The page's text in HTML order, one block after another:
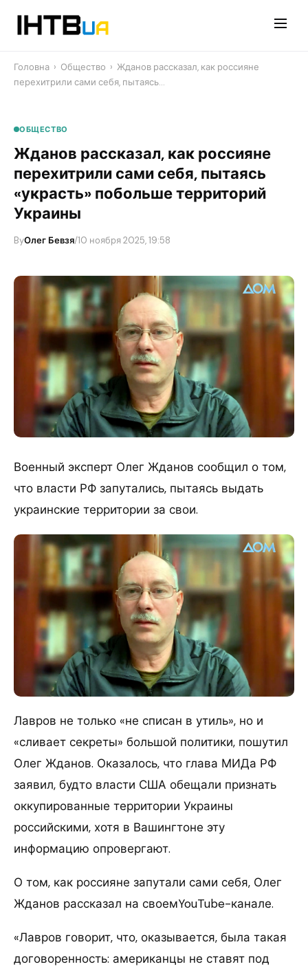
Головна › Общество › Жданов рассказал, как россияне
перехитрили сами себя, пытаясь…
ОБЩЕСТВО
Жданов рассказал, как россияне
перехитрили сами себя, пытаясь
«украсть» побольше территорий
Украины
ByОлег Бевзя/10 ноября 2025, 19:58
Военный эксперт Олег Жданов сообщил о том,
что власти РФ запутались, пытаясь выдать
украинские территории за свои.
Лавров не только «не списан в утиль», но и
«сливает секреты» большой политики, пошутил
Олег Жданов. Оказалось, что глава МИДа РФ
заявил, будто власти США обещали признать
оккупированные территории Украины
российскими, хотя в Вашингтоне эту
информацию опровергают.
О том, как россияне запутали сами себя, Олег
Жданов рассказал на своемYouTube-канале.
«Лавров говорит, что, оказывается, была такая
договоренность: американцы не ставят под